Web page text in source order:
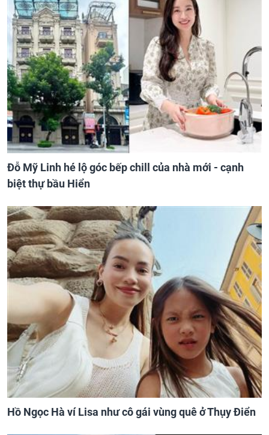
Đỗ Mỹ Linh hé lộ góc bếp chill của nhà mới - cạnh
biệt thự bầu Hiển
Hồ Ngọc Hà ví Lisa như cô gái vùng quê ở Thụy Điển